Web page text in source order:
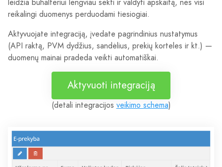
reikalingi duomenys perduodami tiesiogiai.
Aktyvuojate integraciją, įvedate pagrindinius nustatymus
(API raktą, PVM dydžius, sandėlius, prekių korteles ir kt.) —
duomenų mainai pradeda veikti automatiškai.
Aktyvuoti integraciją
(detali integracijos veikimo schema)